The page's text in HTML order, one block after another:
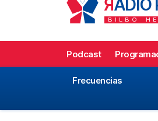
RADIO
BILBO
Podcast
Frecuencias